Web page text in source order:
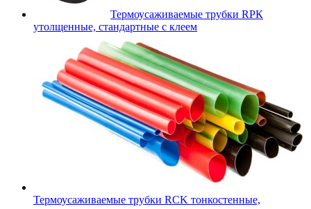
Термоусаживаемые трубки RPК
утолщенные, стандартные с клеем
Термоусаживаемые трубки RCK тонкостенные,